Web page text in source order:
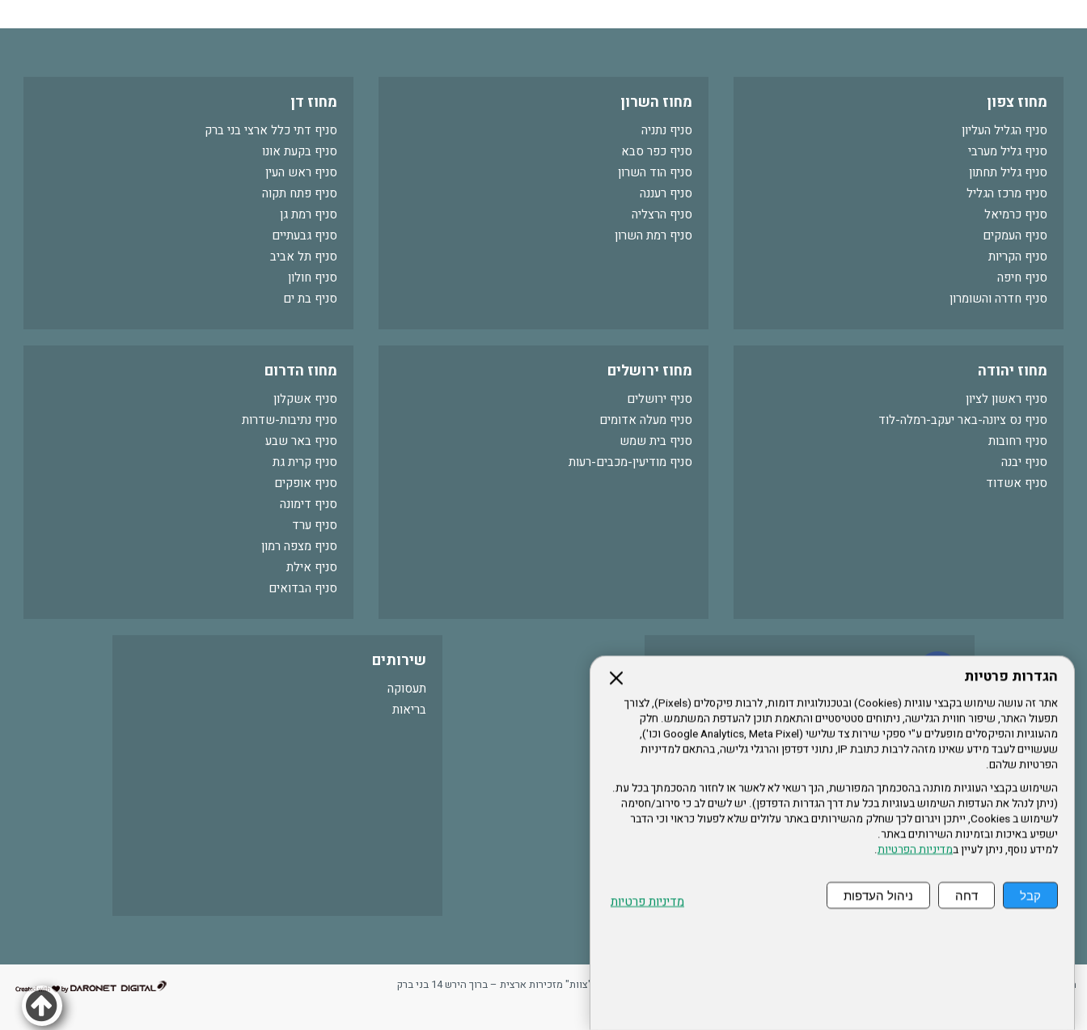
הגדרות פרטיות
אתר זה עושה שימוש בקבצי עוגיות (Cookies) ובטכנולוגיות דומות, לרבות פיקסלים (Pixels), לצורך
תפעול האתר, שיפור חווית הגלישה, ניתוחים סטטיסטיים והתאמת תוכן להעדפת המשתמש. חלק
מהעוגיות והפיקסלים מופעלים ע"י ספקי שירות צד שלישי (Google Analytics, Meta Pixel וכו'),
שעשויים לעבד מידע שאינו מזהה לרבות כתובת IP, נתוני דפדפן והרגלי גלישה, בהתאם למדיניות
הפרטיות שלהם.
השימוש בקבצי העוגיות מותנה בהסכמתך המפורשת, הנך רשאי לא לאשר או לחזור מהסכמתך בכל עת.
(ניתן לנהל את העדפות השימוש בעוגיות בכל עת דרך הגדרות הדפדפן). יש לשים לב כי סירוב/חסימה
לשימוש ב Cookies, ייתכן ויגרום לכך שחלק מהשירותים באתר עלולים שלא לפעול כראוי וכי הדבר
ישפיע באיכות ובזמינות השירותים באתר.
למידע נוסף, ניתן לעיין במדיניות הפרטיות.
קבל דחה ניהול העדפות מדיניות פרטיות
מחוז צפון
סניף הגליל העליון
סניף גליל מערבי
סניף גליל תחתון
סניף מרכז הגליל
סניף כרמיאל
סניף העמקים
סניף הקריות
סניף חיפה
סניף חדרה והשומרון
מחוז השרון
סניף נתניה
סניף כפר סבא
סניף הוד השרון
סניף רעננה
סניף הרצליה
סניף רמת השרון
מחוז דן
סניף דתי כלל ארצי בני ברק
סניף בקעת אונו
סניף ראש העין
סניף פתח תקוה
סניף רמת גן
סניף גבעתיים
סניף תל אביב
סניף חולון
סניף בת ים
מחוז יהודה
סניף ראשון לציון
סניף נס ציונה-באר יעקב-רמלה-לוד
סניף רחובות
סניף יבנה
סניף אשדוד
מחוז ירושלים
סניף ירושלים
סניף מעלה אדומים
סניף בית שמש
סניף מודיעין-מכבים-רעות
מחוז הדרום
סניף אשקלון
סניף נתיבות-שדרות
סניף באר שבע
סניף קרית גת
סניף אופקים
סניף דימונה
סניף ערד
סניף מצפה רמון
סניף אילת
סניף הבדואים
הרשמו לערוץ היוטיוב שלנו
אתר צה"ל
שירותים
תעסוקה
בריאות
ההזמנות שלי ארגון "צוות" מזכירות ארצית – ברוך הירש 14 בני ברק